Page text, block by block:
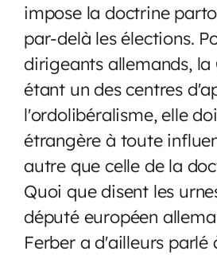
impose la doctrine
par-delà les élections.
dirigeants allemands, la
étant un des centres
l'ordolibéralisme, elle
étrangère à toute
autre que celle de la
Quoi que disent les
député européen
Ferber a d'ailleurs parlé